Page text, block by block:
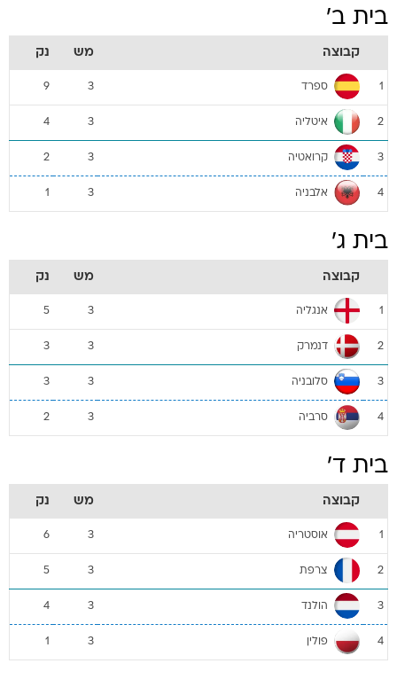
בית ב'
קבוצה מש נק
1 ספרד 3
9
2 איטליה 3
4
3 קרואטיה 3
2
4 אלבניה 3
1
בית ג'
קבוצה מש נק
1 אנגליה 3
5
2 דנמרק 3
3
3 סלובניה 3
3
4 סרביה 3
2
בית ד'
קבוצה מש נק
1 אוסטריה 3
6
2 צרפת 3
5
3 הולנד 3
4
4 פולין 3
1